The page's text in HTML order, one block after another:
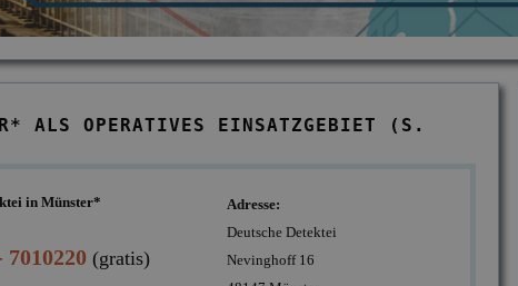
ALS OPERATIVES EINSATZGEBIET (S.
in Münster*
7010220 (gratis)
Adresse:
Deutsche Detektei
Nevinghoff 16